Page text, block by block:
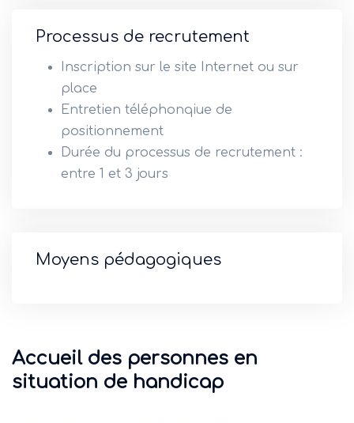
Processus de recrutement
Inscription sur le site Internet ou sur
place
Entretien téléphonqiue de
positionnement
Durée du processus de recrutement :
entre 1 et 3 jours
Moyens pédagogiques
Accueil des personnes en
situation de handicap